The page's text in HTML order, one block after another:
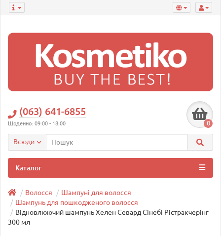
(063) 641-6855
Щоденно: 09:00 - 18:00 0
Всюди
Каталог
Волосся
Шампуні для волосся
Шампунь для пошкодженого волосся
Відновлюючий шампунь Хелен Севард Сінебі Рістракчерінг
300 мл